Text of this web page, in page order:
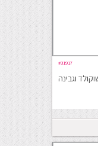
#31917
וגבינה